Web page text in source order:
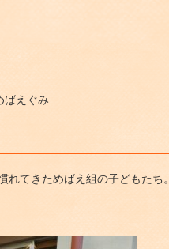
えぐみ
てきためばえ組の子どもたち。